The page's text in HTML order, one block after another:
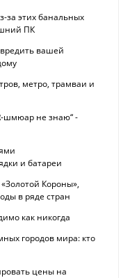
за этих банальных
ПК
вашей
метро, трамваи и
шмюар не знаю“ -
и батареи
Короны»,
в ряде стран
как никогда
городов мира: кто
цены на